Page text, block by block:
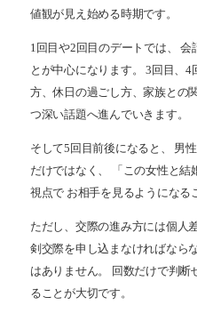
値観が見え始める時期です。
1回目や2回目のデートでは、 会
とが中心になります。 3回目、4
方、休日の過ごし方、家族との
つ深い話題へ進んでいきます。
そして5回目前後になると、 男
だけではなく、 「この女性と結
視点で お相手を見るようになる
ただし、交際の進み方には個人
剣交際を申し込まなければなら
はありません。 回数だけで判
ることが大切です。